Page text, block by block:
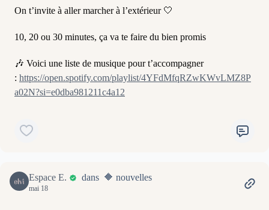
On t’invite à aller marcher à l’extérieur 🤍
10, 20 ou 30 minutes, ça va te faire du bien promis
🎶 Voici une liste de musique pour t’accompagner
: https://open.spotify.com/playlist/4YFdMfqRZwKWvLMZ8P
a02N?si=e0dba981211c4a12
Espace E. dans 🔶 nouvelles
mai 18